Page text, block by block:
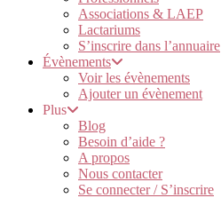
Associations & LAEP
Lactariums
S’inscrire dans l’annuaire
Évènements
Voir les évènements
Ajouter un évènement
Plus
Blog
Besoin d’aide ?
A propos
Nous contacter
Se connecter / S’inscrire